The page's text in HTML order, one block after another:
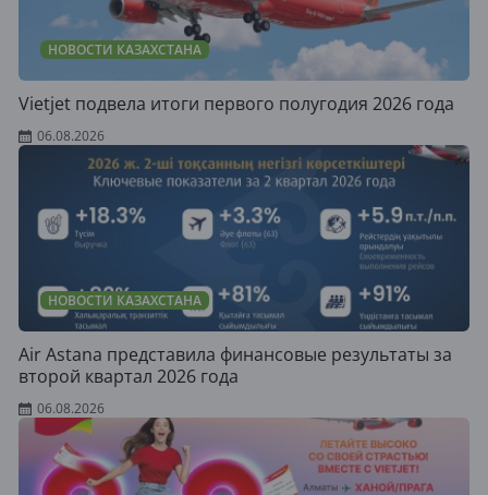
НОВОСТИ КАЗАХСТАНА
Vietjet подвела итоги первого полугодия 2026 года
06.08.2026
НОВОСТИ КАЗАХСТАНА
Air Astana представила финансовые результаты за
второй квартал 2026 года
06.08.2026